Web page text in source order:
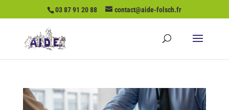
03 87 91 20 88 contact@aide-folsch.fr